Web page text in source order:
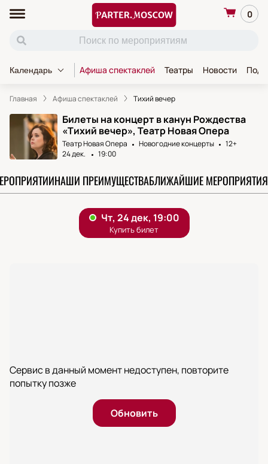
0
Календарь Афиша спектаклей Театры Новости
Главная Афиша спектаклей Тихий вечер
Билеты на концерт в канун Рождества
«Тихий вечер», Театр Новая Опера
Театр Новая Опера Новогодние концерты
12+
24 дек.
19:00
НАШИ ПРЕИМУЩЕСТВАБЛИЖАЙШИЕ МЕРОПРИЯТИЯ
Сервис в данный момент недоступен, повторите
попытку позже
Обновить